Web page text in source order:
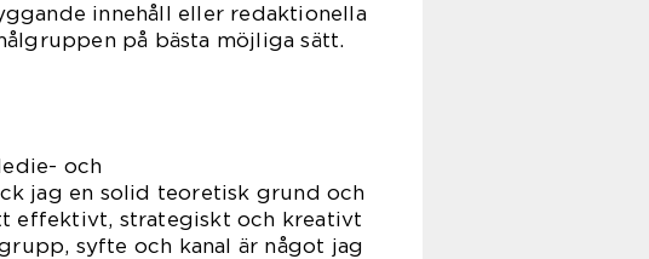
innehåll eller redaktionella
på bästa möjliga sätt.
och
jag en solid teoretisk grund och
effektivt, strategiskt och kreativt
syfte och kanal är något jag